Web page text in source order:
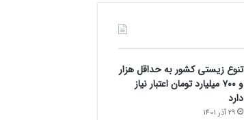
تنوع زیستی کشور به حداقل هزار
و ۷۰۰ میلیارد تومان اعتبار نیاز
دارد
29 آذر 1401